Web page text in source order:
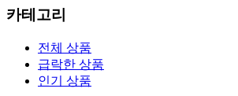
카테고리
전체 상품
급락한 상품
인기 상품